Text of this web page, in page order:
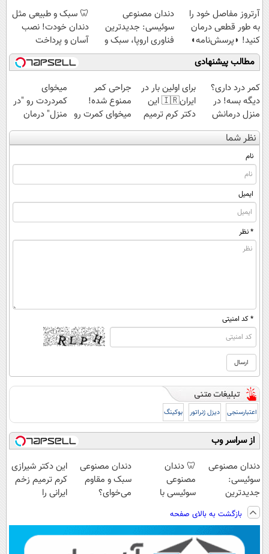
آرتروز مفاصل خود را
به طور قطعی درمان
کنید! ◗پرسش‌نامه◖
دندان مصنوعی
سوئیسی: جدیدترین
فناوری اروپا، سبک و
مقاوم | پرداخت
قسطی
🦷 سبک و طبیعی مثل
دندان خودت! نصب
آسان و پرداخت
اقساطی 💳 📍 تهران
مطالب پیشنهادی
کمر درد داری؟
دیگه بسه! در
منزل درمانش
کن
(◀پرسش‌نامه)
برای اولین بار در
ایران🇮🇷 این
دکتر کرم ترمیم
کننده 23 روزه
ساخت!
جراحی کمر
ممنوع شده!
میخوای کمرت رو
در منزل درمان
کنی؟
میخوای
کمردردت رو "در
منزل" درمان
کنی؟ (◂فیلم +
◂پرسش‌نامه)
نظر شما
نام
ایمیل
* نظر
* کد امنیتی
اعتبارسنجی دیزل ژنراتور بوکینگ
از سراسر وب
دندان مصنوعی
سوئیسی:
جدیدترین
فناوری اروپا،
سبک و مقاوم |
پرداخت قسطی
🦷 دندان
مصنوعی
سوئیسی با
دیجیتال |
پرداخت در 4
قسط |📍 تهران
دندان مصنوعی
سبک و مقاوم
می‌خوای؟
📍تهران
این دکتر شیرازی
کرم ترمیم زخم
ایرانی را
بازگشت به بالای صفحه